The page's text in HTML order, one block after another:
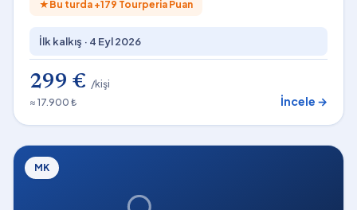
★ Bu turda +179 Tourperia Puan
İlk kalkış · 4 Eyl 2026
299 € /kişi
≈ 17.900 ₺
İncele →
MK